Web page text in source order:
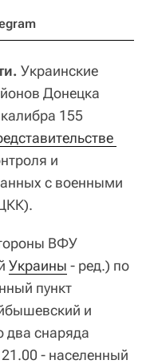
Украинские
Донецка
155
и
с военными
ВФУ
Украины - ред.) по
пункт
и
два снаряда
- населенный